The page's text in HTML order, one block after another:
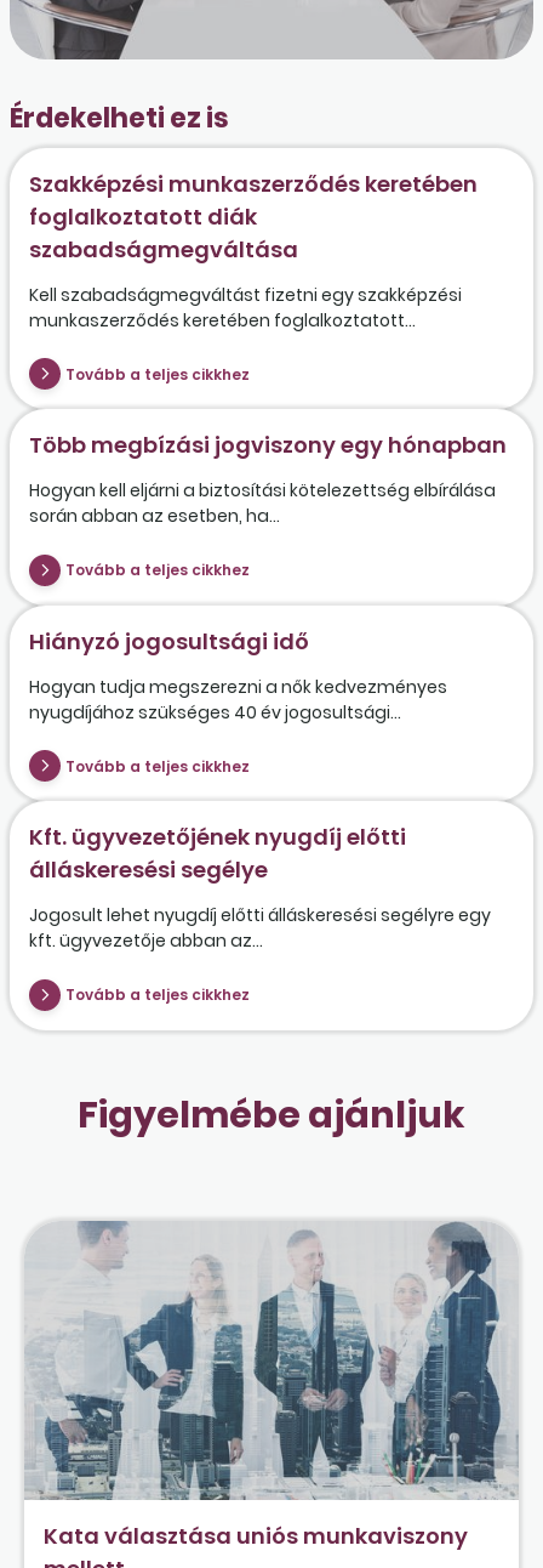
Érdekelheti ez is
Szakképzési munkaszerződés keretében
foglalkoztatott diák
szabadságmegváltása
Kell szabadságmegváltást fizetni egy szakképzési
munkaszerződés keretében foglalkoztatott...
Tovább a teljes cikkhez
Több megbízási jogviszony egy hónapban
Hogyan kell eljárni a biztosítási kötelezettség elbírálása
során abban az esetben, ha...
Tovább a teljes cikkhez
Hiányzó jogosultsági idő
Hogyan tudja megszerezni a nők kedvezményes
nyugdíjához szükséges 40 év jogosultsági...
Tovább a teljes cikkhez
Kft. ügyvezetőjének nyugdíj előtti
álláskeresési segélye
Jogosult lehet nyugdíj előtti álláskeresési segélyre egy
kft. ügyvezetője abban az...
Tovább a teljes cikkhez
Figyelmébe ajánljuk
Kata választása uniós munkaviszony